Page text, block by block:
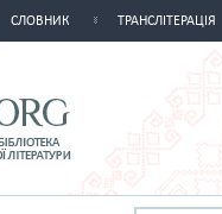
СЛОВНИК ТРАНСЛІТЕРАЦІЯ